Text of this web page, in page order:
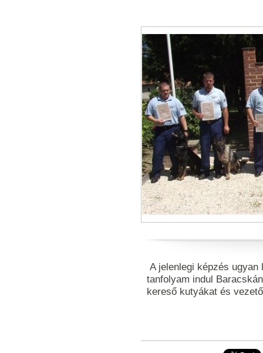
A jelenlegi képzés ugyan
tanfolyam indul
kereső kutyákat és